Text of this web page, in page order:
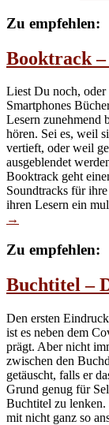
ein
Zu empfehlen:
Booktrack
Liest Du noch, oder
Smartphones
Lesern zunehmend
hören. Sei es, weil
vertieft, oder weil
ausgeblendet
Booktrack geht
Soundtracks für
ihren Lesern ein
→
Zu empfehlen:
Buchtitel –
Den ersten
ist es neben dem
prägt. Aber nicht
zwischen den
getäuscht, falls er
Grund genug für
Buchtitel zu
mit nicht ganz so